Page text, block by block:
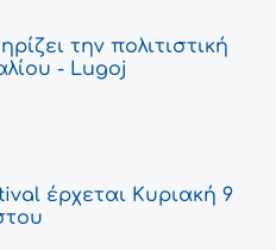
την πολιτιστική
- Lugoj
έρχεται Κυριακή 9